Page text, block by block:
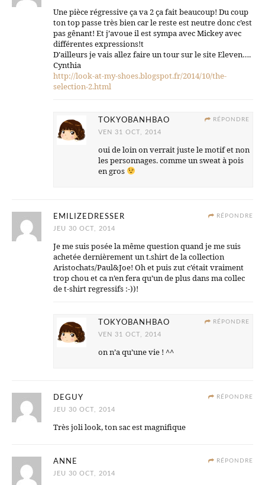
Une pièce régressive ça va 2 ça fait beaucoup! Du coup
ton top passe très bien car le reste est neutre donc c’est
pas gênant! Et j’avoue il est sympa avec Mickey avec
différentes expressions!t
D’ailleurs je vais allez faire un tour sur le site Eleven….
Cynthia
http://look-at-my-shoes.blogspot.fr/2014/10/the-
selection-2.html
RÉPONDRE
TOKYOBANHBAO
VEN 31 OCT, 2014
oui de loin on verrait juste le motif et non
les personnages. comme un sweat à pois
en gros
RÉPONDRE
EMILIZEDRESSER
JEU 30 OCT, 2014
Je me suis posée la même question quand je me suis
achetée dernièrement un t.shirt de la collection
Aristochats/Paul&Joe! Oh et puis zut c’était vraiment
trop chou et ca n’en fera qu’un de plus dans ma collec
de t-shirt regressifs :-))!
RÉPONDRE
TOKYOBANHBAO
VEN 31 OCT, 2014
on n’a qu’une vie ! ^^
RÉPONDRE
DEGUY
JEU 30 OCT, 2014
Très joli look, ton sac est magnifique
RÉPONDRE
ANNE
JEU 30 OCT, 2014